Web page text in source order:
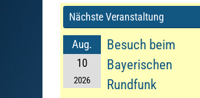
Nächste Veranstaltung
Aug.
10
2026
Besuch beim
Bayerischen
Rundfunk